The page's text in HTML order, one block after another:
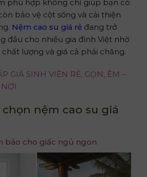
phù hợp không chỉ giúp bạn có
bảo vệ cột sống và cải thiện
Nệm cao su giá rẻ đang trở
đầu cho nhiều gia đình Việt nhờ
lượng và giá cả phải chăng.
GIÁ SINH VIÊN RẺ, GỌN, ÊM –
chọn nệm cao su giá
bảo cho giấc ngủ ngon